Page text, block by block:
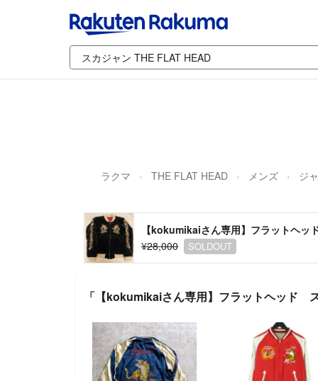
ラクマ THE FLAT HEAD メンズ ジ
【kokumikaiさん専用】フラットヘ
¥28,000
SOLDOUT
「【kokumikaiさん専用】フラットヘッド